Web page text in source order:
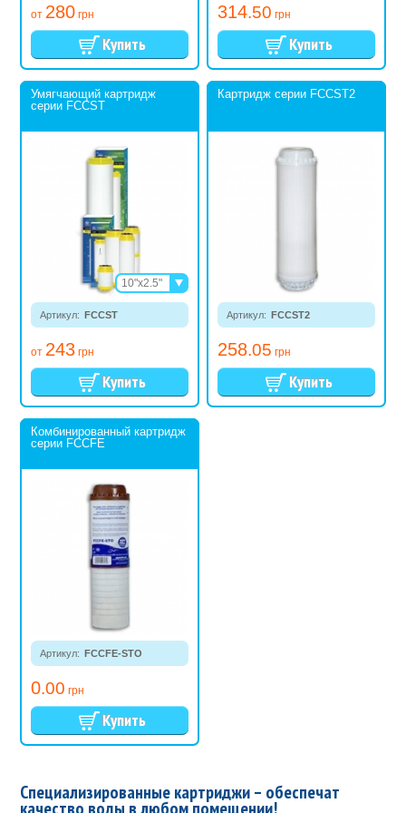
от 280 грн 314.50 грн
Умягчающий картридж
серии FCCST
Артикул: FCCST
от 243 грн
10"х2.5"
10"х4.5"
Картридж серии FCCST2
Артикул: FCCST2
258.05 грн
Комбинированный картридж
серии FCCFE
Артикул: FCCFE-STO
0.00 грн
Специализированные картриджи – обеспечат